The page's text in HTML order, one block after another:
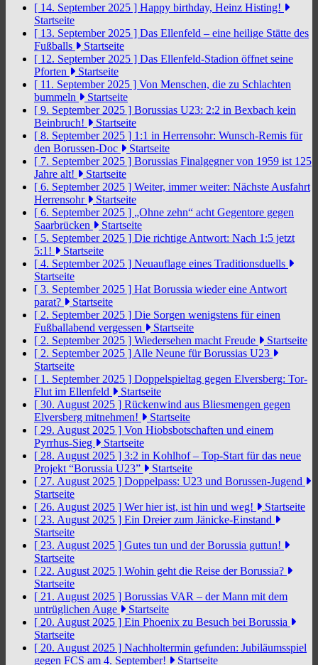
[ 14. September 2025 ] Happy birthday, Heinz Histing!
Startseite
[ 13. September 2025 ] Das Ellenfeld – eine heilige Stätte des
Fußballs
Startseite
[ 12. September 2025 ] Das Ellenfeld-Stadion öffnet seine
Pforten
Startseite
[ 11. September 2025 ] Von Menschen, die zu Schlachten
bummeln
Startseite
[ 9. September 2025 ] Borussias U23: 2:2 in Bexbach kein
Beinbruch!
Startseite
[ 8. September 2025 ] 1:1 in Herrensohr: Wunsch-Remis für
den Borussen-Doc
Startseite
[ 7. September 2025 ] Borussias Finalgegner von 1959 ist 125
Jahre alt!
Startseite
[ 6. September 2025 ] Weiter, immer weiter: Nächste Ausfahrt
Herrensohr
Startseite
[ 6. September 2025 ] „Ohne zehn“ acht Gegentore gegen
Saarbrücken
Startseite
[ 5. September 2025 ] Die richtige Antwort: Nach 1:5 jetzt
5:1!
Startseite
[ 4. September 2025 ] Neuauflage eines Traditionsduells
Startseite
[ 3. September 2025 ] Hat Borussia wieder eine Antwort
parat?
Startseite
[ 2. September 2025 ] Die Sorgen wenigstens für einen
Fußballabend vergessen
Startseite
[ 2. September 2025 ] Wiedersehen macht Freude
Startseite
[ 2. September 2025 ] Alle Neune für Borussias U23
Startseite
[ 1. September 2025 ] Doppelspieltag gegen Elversberg: Tor-
Flut im Ellenfeld
Startseite
[ 30. August 2025 ] Rückenwind aus Bliesmengen gegen
Elversberg mitnehmen!
Startseite
[ 29. August 2025 ] Von Hiobsbotschaften und einem
Pyrrhus-Sieg
Startseite
[ 28. August 2025 ] 3:2 in Kohlhof – Top-Start für das neue
Projekt “Borussia U23”
Startseite
[ 27. August 2025 ] Doppelpass: U23 und Borussen-Jugend
Startseite
[ 26. August 2025 ] Wer hier ist, ist hin und weg!
Startseite
[ 23. August 2025 ] Ein Dreier zum Jänicke-Einstand
Startseite
[ 23. August 2025 ] Gutes tun und der Borussia guttun!
Startseite
[ 22. August 2025 ] Wohin geht die Reise der Borussia?
Startseite
[ 21. August 2025 ] Borussias VAR – der Mann mit dem
untrüglichen Auge
Startseite
[ 20. August 2025 ] Ein Phoenix zu Besuch bei Borussia
Startseite
[ 20. August 2025 ] Nachholtermin gefunden: Jubiläumsspiel
gegen FCS am 4. September!
Startseite